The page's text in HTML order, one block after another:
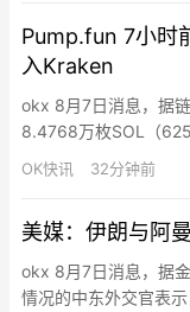
地址，通过新派生路
Pump.fun 7小时
入Kraken
okx 8月7日消息，据
8.4768万枚SOL（
SOL约为其过去19天
的熊市环境下，其日
OK快讯 32分钟前
美媒：伊朗与阿
okx 8月7日消息，据
情况的中东外交官表